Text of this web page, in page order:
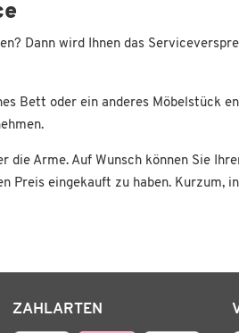
Dann wird Ihnen das
Bett oder ein anderes Möbelstück
Arme. Auf Wunsch können Sie
Preis eingekauft zu haben. Kurzum,
ZAHLARTEN